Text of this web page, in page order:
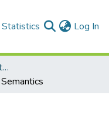
Statistics Log In
Collezioni Digitali Università della Calabria
Semantics